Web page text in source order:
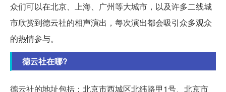
众们可以在北京、上海、广州等大城市，以及许多二线城
市欣赏到德云社的相声演出，每次演出都会吸引众多观众
的热情参与。
德云社在哪?
德云社的地址包括：北京市西城区北纬路甲1号、北京市